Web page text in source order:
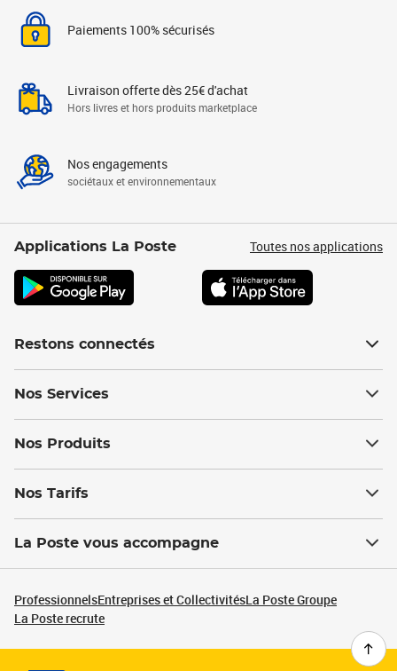
Paiements 100% sécurisés
Livraison offerte dès 25€ d'achat
Hors livres et hors produits marketplace
Nos engagements
sociétaux et environnementaux
Applications La Poste Toutes nos applications
Restons connectés
Nos Services
Nos Produits
Nos Tarifs
La Poste vous accompagne
ProfessionnelsEntreprises et CollectivitésLa Poste Groupe
La Poste recrute